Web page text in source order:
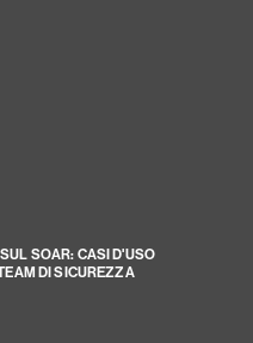
SOAR: CASI D'USO
DI SICUREZZA